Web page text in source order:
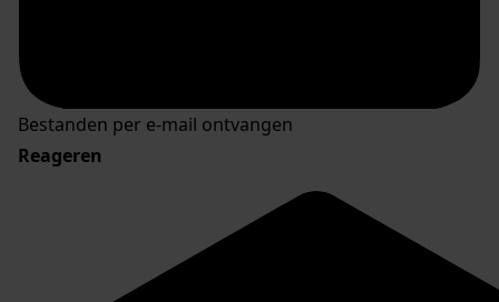
Bestanden per e-mail ontvangen
Reageren